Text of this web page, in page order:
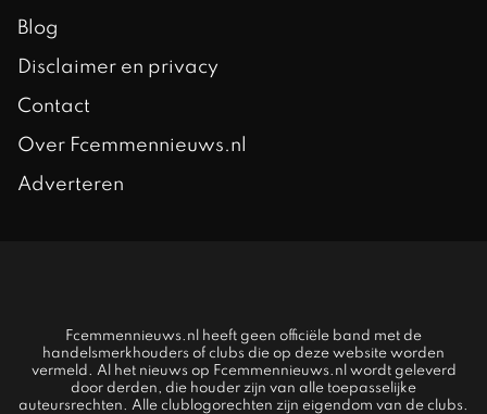
Blog
Disclaimer en privacy
Contact
Over Fcemmennieuws.nl
Adverteren
Fcemmennieuws.nl heeft geen officiële band met de
handelsmerkhouders of clubs die op deze website worden
vermeld. Al het nieuws op Fcemmennieuws.nl wordt geleverd
door derden, die houder zijn van alle toepasselijke
auteursrechten. Alle clublogorechten zijn eigendom van de clubs.